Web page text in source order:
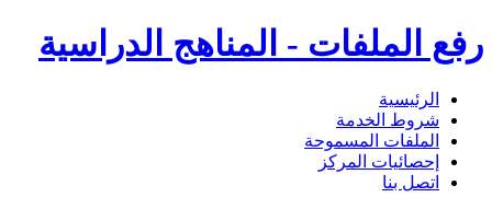
رفع الملفات - المناهج الدراسية
الرئيسية
شروط الخدمة
الملفات المسموحة
إحصائيات المركز
اتصل بنا